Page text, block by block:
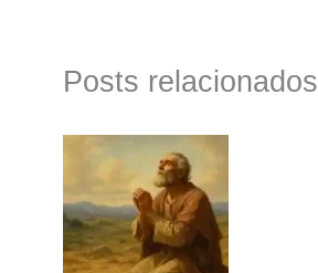
Posts relacionados